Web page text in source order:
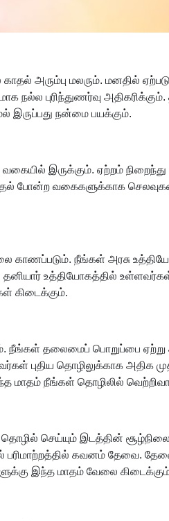
அரும்பு மலரும். மனதில்
புரிந்துணர்வு
இருப்பது நன்மை பயக்கும்.
இருக்கும். ஏற்றம் நிறைந்து
போன்ற வகைகளுக்காக
நீங்கள் அரசு
தனியார் உத்தியோகத்தில்
கிடைக்கும்.
நீங்கள் தலைமைப் பொறுப்பை
புதிய தொழிலுக்காக அதிக
மாதம் நீங்கள் தொழிலில்
செய்யும் இடத்தின்
பரிமாற்றத்தில் கவனம் தேவை.
இந்த மாதம் வேலை